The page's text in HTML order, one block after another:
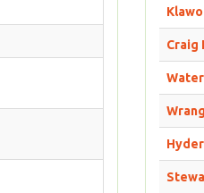
Craig
Hyder